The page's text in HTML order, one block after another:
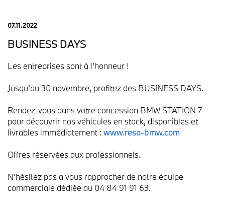
07.11.2022
BUSINESS DAYS
Les entreprises sont à l'honneur !
Jusqu’au 30 novembre, profitez des BUSINESS DAYS.
Rendez-vous dans votre concession BMW STATION 7
pour découvrir nos véhicules en stock, disponibles et
livrables immédiatement : www.resa-bmw.com
Offres réservées aux professionnels.
N'hésitez pas a vous rapprocher de notre équipe
commerciale dédiée au 04 84 91 91 63.